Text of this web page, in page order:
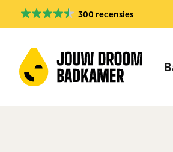
300 recensies